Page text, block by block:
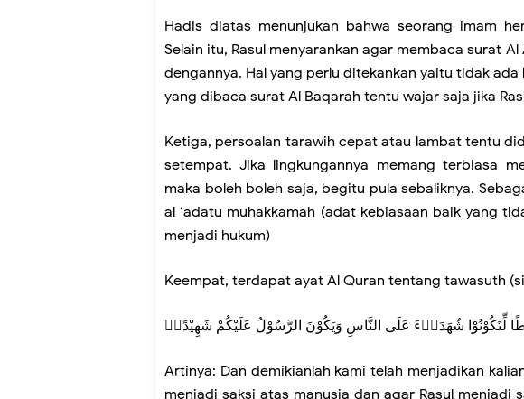
Hadis diatas menunjukan bahwa seorang imam
Selain itu, Rasul menyarankan agar membaca surat
dengannya. Hal yang perlu ditekankan yaitu tidak
yang dibaca surat Al Baqarah tentu wajar saja jika
Ketiga, persoalan tarawih cepat atau lambat tentu
setempat. Jika lingkungannya memang terbiasa
maka boleh boleh saja, begitu pula sebaliknya.
al ‘adatu muhakkamah (adat kebiasaan baik yang
menjadi hukum)
Keempat, terdapat ayat Al Quran tentang tawasuth
لِّتَكُوْنُوْا شُهَدَاۤءَ عَلَى النَّاسِ وَيَكُوْنَ الرَّسُوْلُ عَلَيْكُمْ شَهِيْدًاۗ
Artinya: Dan demikianlah kami telah menjadikan
menjadi saksi atas manusia dan agar Rasul menjadi